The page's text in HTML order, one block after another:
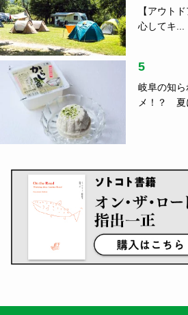
【アウト
心してキ...
5
岐阜の知
メ！？ 夏